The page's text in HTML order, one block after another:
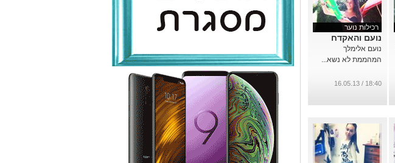
רכילות נוער
נועם והאקדח
נועם אלימלך
המהממת לא נשא...
18:40 / 16.05.13